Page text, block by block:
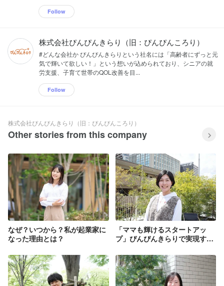
供範囲の広さ ベビーシッターは家事を頼
めず、家事代行は育児を依頼できない。
専門的に特化した代行サービスが多い
中、熟練しゅふの知識や経験を活かし
て、家事も育児を分け隔てず幅広くお手
家族のような関係になっていきます。
2023年の母の日にはお祝いのメッセージ
しゃいました。 3,高い品質の評価を受け
てます 第3者認証である家事代行サービ
ス認証事業者に合格しました。 経産省の
補助金「家事支援サービス福利厚生導入
実証事業」の対象企業にも選ばれ、ファ
ーストリテイリング社をはじめとし、福
利厚生の導入企業も一気に増えていま
す。 この2年でワーカーの"きらりさ
ん"の登録者数は270%、継続ユーザー数
と売上は340%成長と大きく進捗しPMF
が達成できたと感じています！ きらりラ
イフサポートwebサイト：
https://support.kirari.co.jp/
Follow
株式会社ぴんぴんきらり（旧：ぴんぴんころり）
#どんな会社か ぴんぴんきらりという社名には「高齢者にずっと元
気で輝いて欲しい！」という想いが込められており、シニアの就
労支援、子育て世帯のQOL改善を目...
Follow
株式会社ぴんぴんきらり（旧：ぴんぴんころり）
Other stories from this company
なぜ？いつから？私が起業家に
なった理由とは？
「ママも輝けるスタートアッ
プ」ぴんぴんきらりで実現する